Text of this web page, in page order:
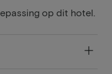
op dit hotel.